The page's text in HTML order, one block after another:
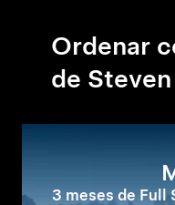
Ordenar
de Steven
3 meses de Full